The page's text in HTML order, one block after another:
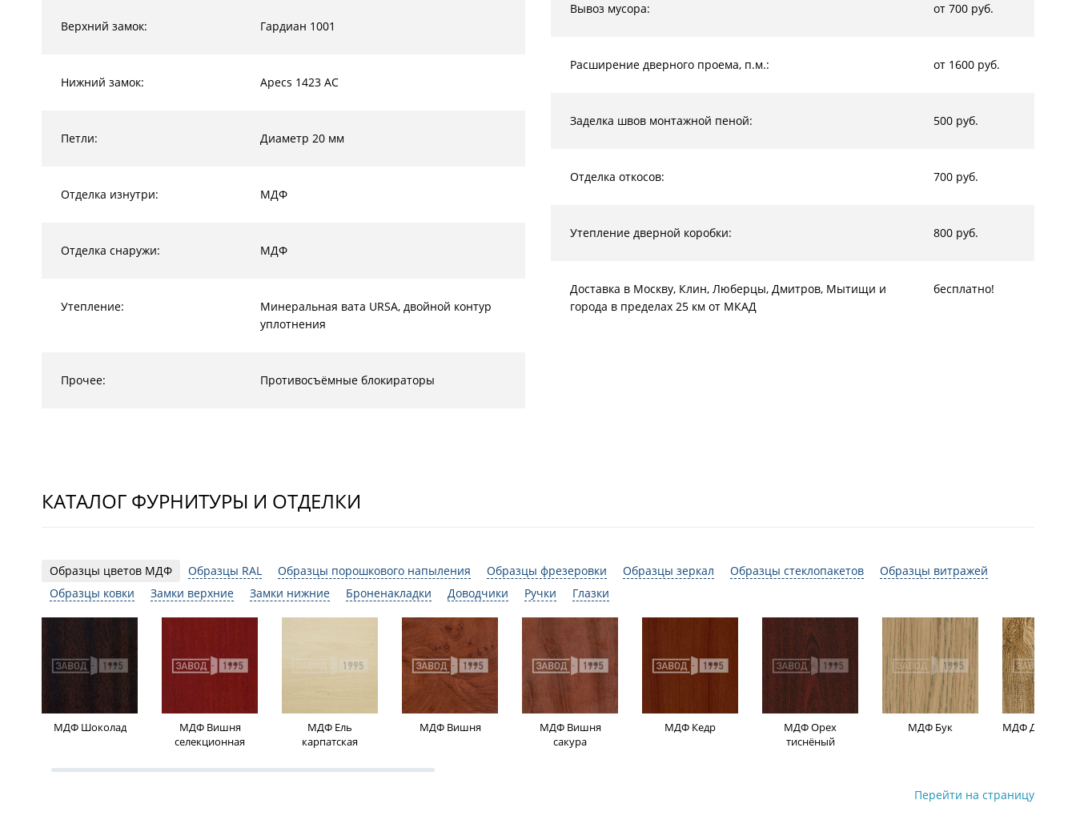
Верхний замок: Гардиан 1001
Нижний замок: Apecs 1423 AC
Петли: Диаметр 20 мм
Отделка изнутри: МДФ
Отделка снаружи: МДФ
Утепление:
Минеральная вата URSA, двойной контур
уплотнения
Прочее: Противосъёмные блокираторы
Вывоз мусора: от 700 руб.
Расширение дверного проема, п.м.: от 1600 руб.
Заделка швов монтажной пеной: 500 руб.
Отделка откосов: 700 руб.
Утепление дверной коробки: 800 руб.
Доставка в Москву, Клин, Люберцы, Дмитров, Мытищи и
города в пределах 25 км от МКАД
бесплатно!
КАТАЛОГ ФУРНИТУРЫ И ОТДЕЛКИ
Образцы цветов МДФ Образцы RAL Образцы порошкового напыления Образцы фрезеровки Образцы зеркал Образцы стеклопакетов
Образцы витражей
Образцы ковки
Замки верхние Замки нижние Броненакладки Доводчики Ручки Глазки
МДФ Шоколад
МДФ Вишня
селекционная
МДФ Ель
карпатская
МДФ Вишня
МДФ Вишня
сакура
МДФ Кедр
МДФ Орех
тиснёный
МДФ Бук МДФ Дуб
Перейти на страницу